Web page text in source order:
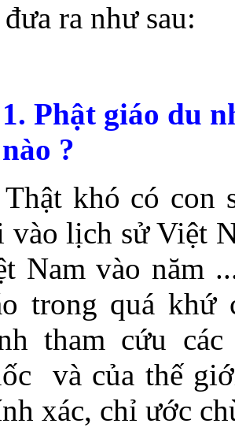
đưa ra như sau:
1. Phật giáo du
nào ?
Thật khó có con
vào lịch sử Việt
Nam vào năm
trong quá khứ
tham cứu
và của thế
xác, chỉ ước